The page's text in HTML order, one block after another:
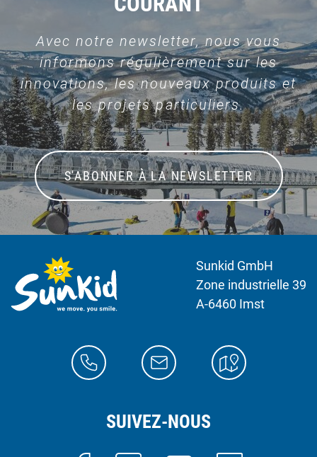
Avec notre newsletter, nous vous
informons régulièrement sur les
innovations, les nouveaux produits et
les projets particuliers.
S'ABONNER À LA NEWSLETTER
Sunkid GmbH
Zone industrielle 39
A-6460 Imst
SUIVEZ-NOUS